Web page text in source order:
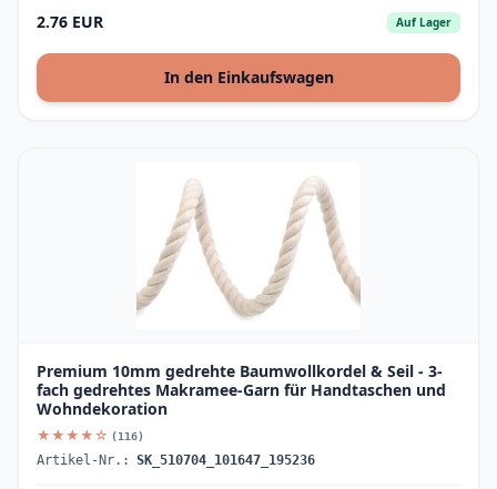
2.76 EUR Auf Lager
In den Einkaufswagen
Premium 10mm gedrehte Baumwollkordel & Seil - 3-
fach gedrehtes Makramee-Garn für Handtaschen und
Wohndekoration
★★★★☆ (116)
Artikel-Nr.: SK_510704_101647_195236